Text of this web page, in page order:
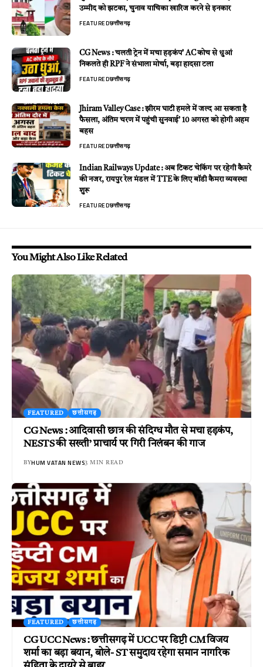
उम्मीद को झटका, चुनाव याचिका खारिज करने से इनकार
FEATUREDछत्तीसगढ़
CG News : चलती ट्रेन में मचा हड़कंप’ AC कोच से धुआं
निकलते ही RPF ने संभाला मोर्चा, बड़ा हादसा टला
FEATUREDछत्तीसगढ़
Jhiram Valley Case : झीरम घाटी हमले में जल्द आ सकता है
फैसला, अंतिम चरण में पहुंची सुनवाई’ 10 अगस्त को होगी अहम
बहस
FEATUREDछत्तीसगढ़
Indian Railways Update : अब टिकट चेकिंग पर रहेगी कैमरे
की नजर, रायपुर रेल मंडल में TTE के लिए बॉडी कैमरा व्यवस्था
शुरू
FEATUREDछत्तीसगढ़
You Might Also Like Related
FEATURED छत्तीसगढ़
CG News : आदिवासी छात्र की संदिग्ध मौत से मचा हड़कंप,
NESTS की सख्ती’ प्राचार्य पर गिरी निलंबन की गाज
BYHUM VATAN NEWS3 MIN READ
FEATURED छत्तीसगढ़
CG UCC News : छत्तीसगढ़ में UCC पर डिप्टी CM विजय
शर्मा का बड़ा बयान, बोले- ST समुदाय रहेगा समान नागरिक